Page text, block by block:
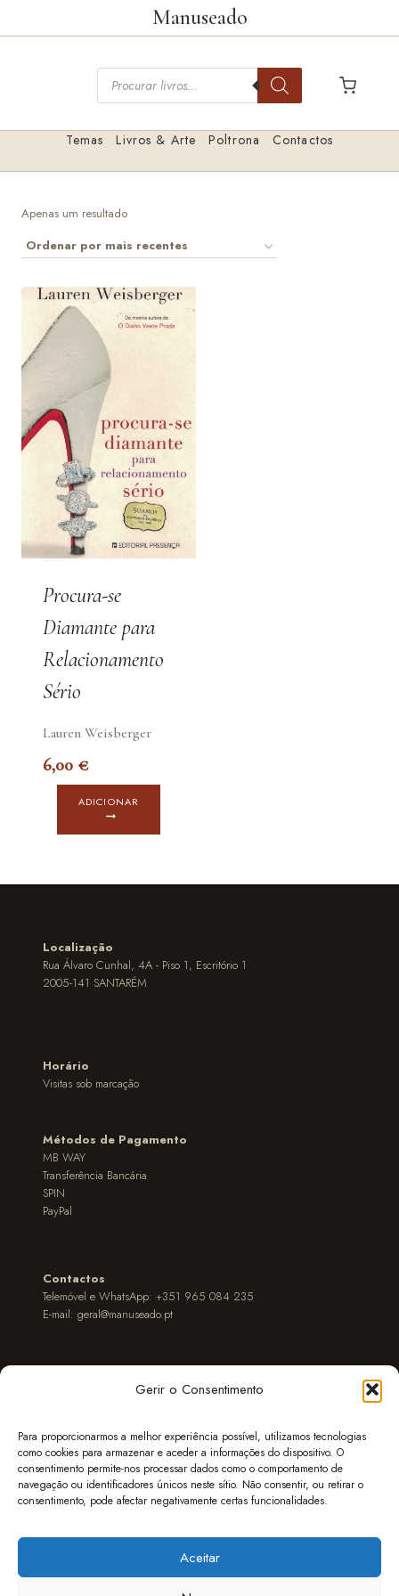
Gerir o Consentimento
Para proporcionarmos a melhor experiência possível, utilizamos tecnologias
como cookies para armazenar e aceder a informações do dispositivo. O
consentimento permite-nos processar dados como o comportamento de
navegação ou identificadores únicos neste sítio. Não consentir, ou retirar o
consentimento, pode afectar negativamente certas funcionalidades.
Aceitar
para
Manuseado
Pesquisar
livros
Temas Livros & Arte Poltrona Contactos
Apenas um resultado
Procura-se
Diamante para
Relacionamento
Sério
Lauren Weisberger
6,00 €
ADICIONAR
Localização
Rua Álvaro Cunhal, 4A - Piso 1, Escritório 1
2005-141 SANTARÉM
Horário
Visitas sob marcação
Métodos de Pagamento
MB WAY
Transferência Bancária
SPIN
PayPal
Contactos
Telemóvel e WhatsApp: +351 965 084 235
E-mail: geral@manuseado.pt
POLÍTICA DE PRIVACIDADE
EXPEDIÇÃO
SEGUIR ENCOMENDAS
MÉTODOS DE PAGAMENTO
DÚVIDAS & PERGUNTAS (FAQ)
LIVRO DE RECLAMAÇÕES